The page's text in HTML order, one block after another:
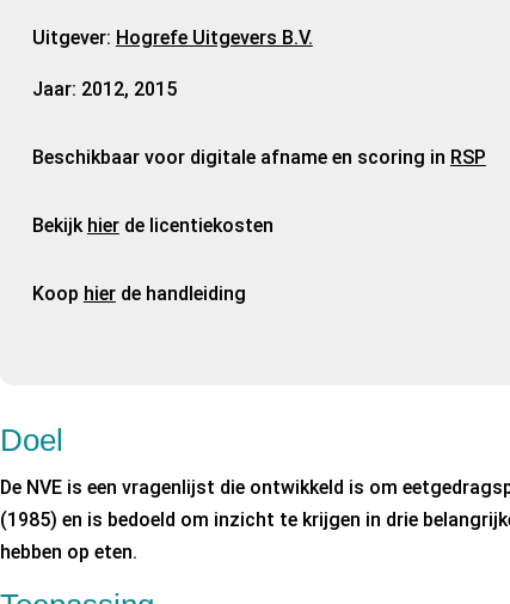
Uitgever: Hogrefe Uitgevers B.V.
Jaar: 2012, 2015
Beschikbaar voor digitale afname en scoring in RSP
Bekijk hierde licentiekosten
Koop hierde handleiding
Doel
De NVE is een vragenlijst die ontwikkeld is om
(1985) en is bedoeld om inzicht te krijgen in drie
hebben op eten.